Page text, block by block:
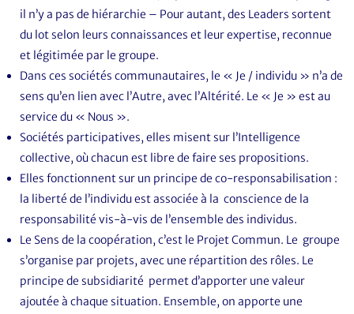
il n’y a pas de hiérarchie – Pour autant, des Leaders sortent
du lot selon leurs connaissances et leur expertise, reconnue
et légitimée par le groupe.
Dans ces sociétés communautaires, le « Je / individu » n’a de
sens qu’en lien avec l’Autre, avec l’Altérité. Le « Je » est au
service du « Nous ».
Sociétés participatives, elles misent sur l’Intelligence
collective, où chacun est libre de faire ses propositions.
Elles fonctionnent sur un principe de co-responsabilisation :
la liberté de l’individu est associée à la conscience de la
responsabilité vis-à-vis de l’ensemble des individus.
Le Sens de la coopération, c’est le Projet Commun. Le groupe
s’organise par projets, avec une répartition des rôles. Le
principe de subsidiarité permet d’apporter une valeur
ajoutée à chaque situation. Ensemble, on apporte une